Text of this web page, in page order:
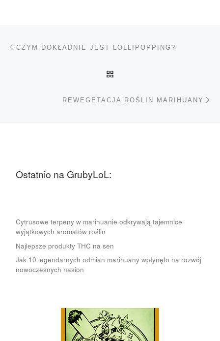
Nawigacja wpisu
CZYM DOKŁADNIE JEST LOLLIPOPPING?
REWEGETACJA ROŚLIN MARIHUANY
Ostatnio na GrubyLoL:
Cytrusowe terpeny w marihuanie odkrywają tajemnice
wyjątkowych aromatów roślin
Najlepsze produkty THC na sen
Jak 10 legendarnych odmian marihuany wpłynęło na rozwój
nowoczesnych nasion